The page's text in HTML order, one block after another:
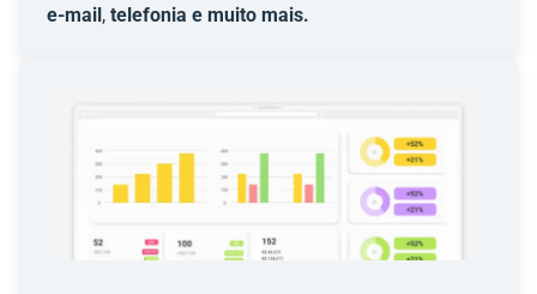
e-mail , telefonia e muito mais.